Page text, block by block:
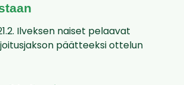
Ilveksen naiset pelaavat
päätteeksi ottelun